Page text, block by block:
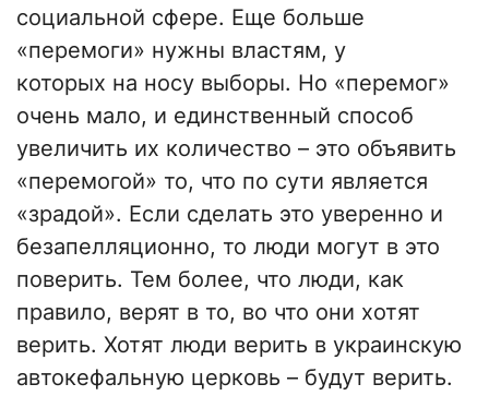
социальной сфере. Еще больше
«перемоги» нужны властям, у
которых на носу выборы. Но «перемог»
очень мало, и единственный способ
увеличить их количество – это объявить
«перемогой» то, что по сути является
«зрадой». Если сделать это уверенно и
безапелляционно, то люди могут в это
поверить. Тем более, что люди, как
правило, верят в то, во что они хотят
верить. Хотят люди верить в украинскую
автокефальную церковь – будут верить.